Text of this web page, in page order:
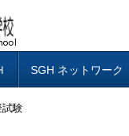
SGH ネットワーク
試験